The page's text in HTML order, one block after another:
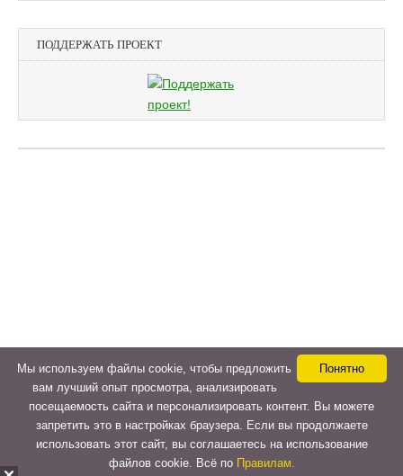
ПОДДЕРЖАТЬ ПРОЕКТ
Понятно
Мы используем файлы cookie, чтобы предложить
вам лучший опыт просмотра, анализировать
посещаемость сайта и персонализировать контент. Вы можете
запретить это в настройках браузера. Если вы продолжаете
использовать этот сайт, вы соглашаетесь на использование
файлов cookie. Всё по Правилам.